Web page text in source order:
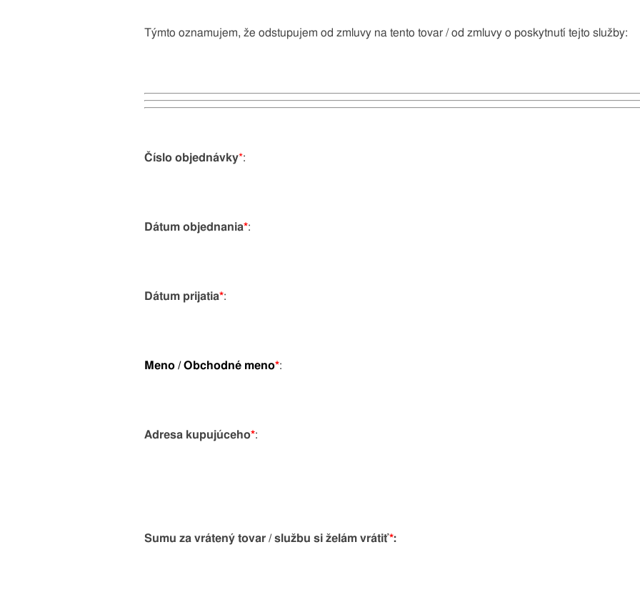
Týmto oznamujem, že odstupujem od zmluvy na tento tovar / od zmluvy o poskytnutí tejto služby:
Číslo objednávky*:
Dátum objednania*:
Dátum prijatia*:
Meno / Obchodné meno*:
Adresa kupujúceho*:
Sumu za vrátený tovar / službu si želám vrátiť*: